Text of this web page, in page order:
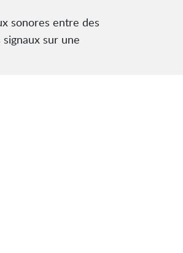
sonores entre des
sur une